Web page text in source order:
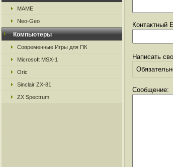
MAME
Neo-Geo
Компьютеры
Современные Игры для ПК
Microsoft MSX-1
Oric
Sinclair ZX-81
ZX Spectrum
Контактный
Написать
Сообщение: